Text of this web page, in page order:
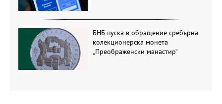
БНБ пуска в обращение сребърна
колекционерска монета
„Преображенски манастир“